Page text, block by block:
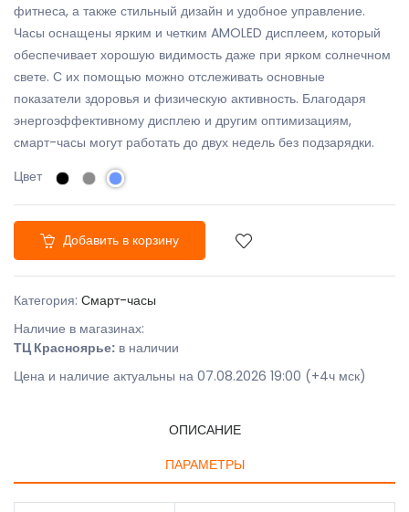
фитнеса, а также стильный дизайн и удобное управление.
Часы оснащены ярким и четким AMOLED дисплеем, который
обеспечивает хорошую видимость даже при ярком солнечном
свете. С их помощью можно отслеживать основные
показатели здоровья и физическую активность. Благодаря
энергоэффективному дисплею и другим оптимизациям,
смарт-часы могут работать до двух недель без подзарядки.
Цвет
Добавить в корзину
Категория: Смарт-часы
Наличие в магазинах:
ТЦ Красноярье: в наличии
Цена и наличие актуальны на 07.08.2026 19:00 (+4ч мск)
ОПИСАНИЕ
ПАРАМЕТРЫ